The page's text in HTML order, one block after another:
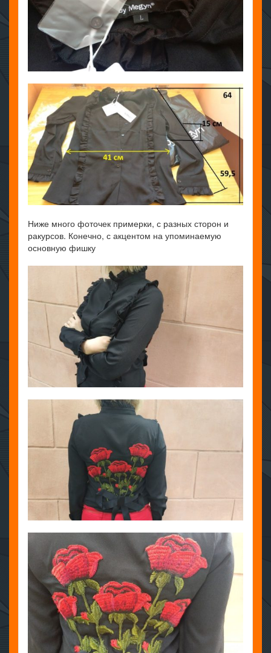
Ниже много фоточек примерки, с разных сторон и
ракурсов. Конечно, с акцентом на упоминаемую
основную фишку